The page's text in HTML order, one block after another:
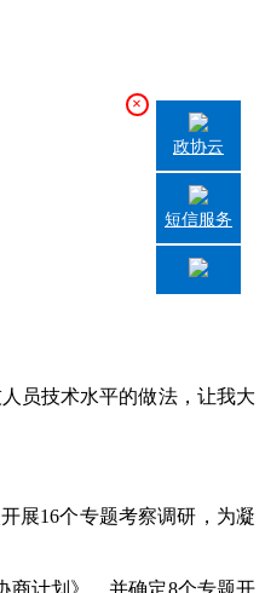
员技术水平的做法，让我大
展16个专题考察调研，为凝
计划》，并确定8个专题开
×
政协云
短信服务